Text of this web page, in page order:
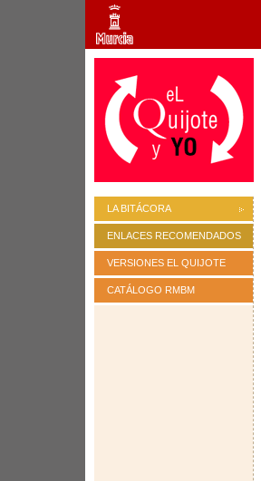
LA BITÁCORA
ENLACES RECOMENDADOS
VERSIONES EL QUIJOTE
CATÁLOGO RMBM